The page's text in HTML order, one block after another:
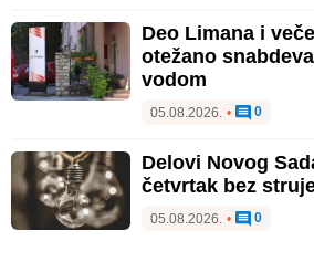
Deo Limana i
otežano
vodom
05.08.2026. • 0
Delovi Novog
četvrtak bez
05.08.2026. • 0